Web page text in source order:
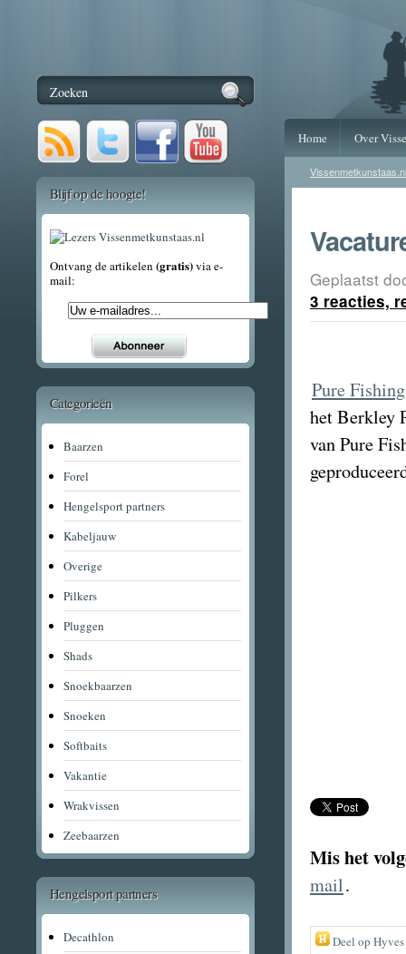
Home Over
Vissenmetkunstaas.nl
Geplaatst
3 reacties,
Pure Fishing
het Berkley
van Pure
Mis het
mail.
Deel op Hyves
Blijf op de hoogte!
Ontvang de artikelen (gratis)via e-
mail:
Categorieën
Baarzen
Forel
Hengelsport partners
Kabeljauw
Overige
Pilkers
Pluggen
Shads
Snoekbaarzen
Snoeken
Softbaits
Vakantie
Wrakvissen
Zeebaarzen
Hengelsport partners
Decathlon